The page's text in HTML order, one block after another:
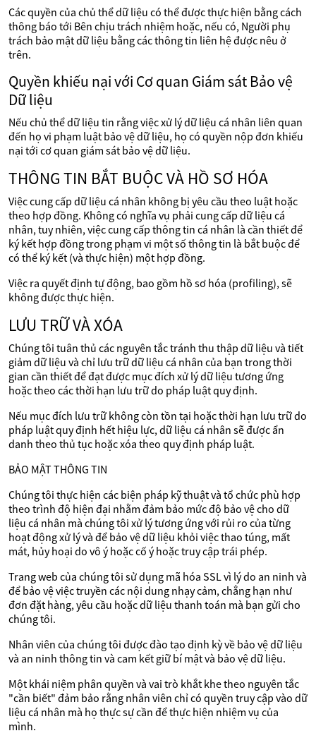
Các quyền của chủ thể dữ liệu có thể được thực hiện bằng cách
thông báo tới Bên chịu trách nhiệm hoặc, nếu có, Người phụ
trách bảo mật dữ liệu bằng các thông tin liên hệ được nêu ở
trên.
Quyền khiếu nại với Cơ quan Giám sát Bảo vệ
Dữ liệu
Nếu chủ thể dữ liệu tin rằng việc xử lý dữ liệu cá nhân liên quan
đến họ vi phạm luật bảo vệ dữ liệu, họ có quyền nộp đơn khiếu
nại tới cơ quan giám sát bảo vệ dữ liệu.
THÔNG TIN BẮT BUỘC VÀ HỒ SƠ HÓA
Việc cung cấp dữ liệu cá nhân không bị yêu cầu theo luật hoặc
theo hợp đồng. Không có nghĩa vụ phải cung cấp dữ liệu cá
nhân, tuy nhiên, việc cung cấp thông tin cá nhân là cần thiết để
ký kết hợp đồng trong phạm vi một số thông tin là bắt buộc để
có thể ký kết (và thực hiện) một hợp đồng.
Việc ra quyết định tự động, bao gồm hồ sơ hóa (profiling), sẽ
không được thực hiện.
LƯU TRỮ VÀ XÓA
Chúng tôi tuân thủ các nguyên tắc tránh thu thập dữ liệu và tiết
giảm dữ liệu và chỉ lưu trữ dữ liệu cá nhân của bạn trong thời
gian cần thiết để đạt được mục đích xử lý dữ liệu tương ứng
hoặc theo các thời hạn lưu trữ do pháp luật quy định.
Nếu mục đích lưu trữ không còn tồn tại hoặc thời hạn lưu trữ do
pháp luật quy định hết hiệu lực, dữ liệu cá nhân sẽ được ẩn
danh theo thủ tục hoặc xóa theo quy định pháp luật.
BẢO MẬT THÔNG TIN
Chúng tôi thực hiện các biện pháp kỹ thuật và tổ chức phù hợp
theo trình độ hiện đại nhằm đảm bảo mức độ bảo vệ cho dữ
liệu cá nhân mà chúng tôi xử lý tương ứng với rủi ro của từng
hoạt động xử lý và để bảo vệ dữ liệu khỏi việc thao túng, mất
mát, hủy hoại do vô ý hoặc cố ý hoặc truy cập trái phép.
Trang web của chúng tôi sử dụng mã hóa SSL vì lý do an ninh và
để bảo vệ việc truyền các nội dung nhạy cảm, chẳng hạn như
đơn đặt hàng, yêu cầu hoặc dữ liệu thanh toán mà bạn gửi cho
chúng tôi.
Nhân viên của chúng tôi được đào tạo định kỳ về bảo vệ dữ liệu
và an ninh thông tin và cam kết giữ bí mật và bảo vệ dữ liệu.
Một khái niệm phân quyền và vai trò khắt khe theo nguyên tắc
"cần biết" đảm bảo rằng nhân viên chỉ có quyền truy cập vào dữ
liệu cá nhân mà họ thực sự cần để thực hiện nhiệm vụ của
mình.